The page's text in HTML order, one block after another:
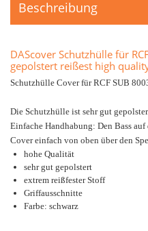
Beschreibung
DAScover Schutzhülle für
gepolstert reißest high
Schutzhülle Cover für RCF SUB
Die Schutzhülle ist sehr gut
Einfache Handhabung: Den Bass
Cover einfach von oben über den
hohe Qualität
sehr gut gepolstert
extrem reißfester Stoff
Griffausschnitte
Farbe: schwarz